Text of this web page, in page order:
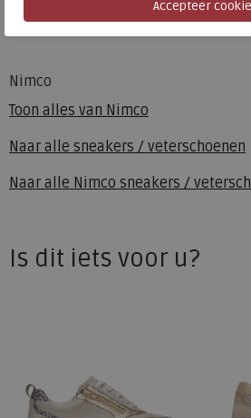
Nimco
Toon alles van Nimco
Naar alle sneakers / veterschoenen
Naar alle Nimco sneakers /
ja
Is dit iets voor u?